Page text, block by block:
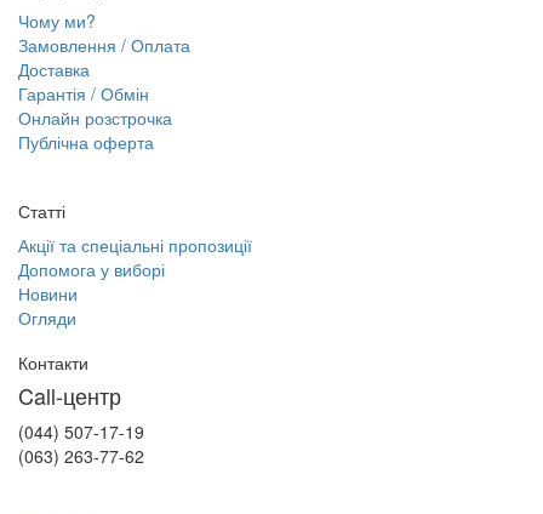
Чому ми?
Замовлення / Оплата
Доставка
Гарантія / Обмін
Онлайн розстрочка
Публічна оферта
Статті
Акції та спеціальні пропозиції
Допомога у виборі
Новини
Огляди
Контакти
Call-центр
(044) 507-17-19
(063) 263-77-62